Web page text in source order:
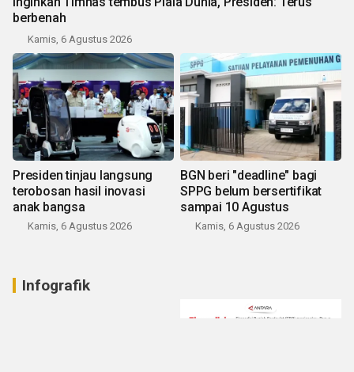
berbenah
Kamis, 6 Agustus 2026
Presiden tinjau langsung
terobosan hasil inovasi
anak bangsa
Kamis, 6 Agustus 2026
BGN beri "deadline" bagi
SPPG belum bersertifikat
sampai 10 Agustus
Kamis, 6 Agustus 2026
Infografik